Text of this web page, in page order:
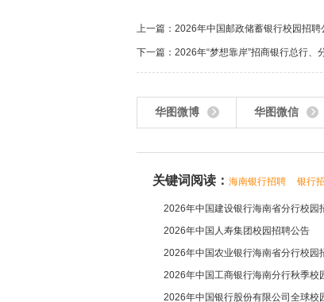
上一篇： 2026年中国邮政储蓄银行校园招聘
下一篇： 2026年“梦想靠岸”招商银行总行、
华图微博 华图微信
关键词阅读： 海南银行招聘 银行
2026年中国建设银行海南省分行校园
2026年中国人寿集团校园招聘公告
2026年中国农业银行海南省分行校园
2026年中国工商银行海南分行秋季校
2026年中国银行股份有限公司全球校